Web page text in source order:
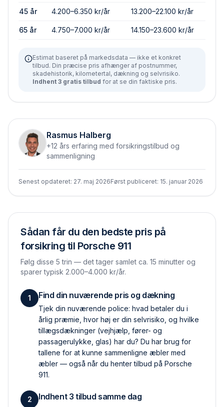
45 år 4.200–6.350 kr/år 13.200–22.100 kr/år
65 år 4.750–7.000 kr/år 14.150–23.600 kr/år
Estimat baseret på markedsdata — ikke et konkret
tilbud. Din præcise pris afhænger af postnummer,
skadehistorik, kilometertal, dækning og selvrisiko.
Indhent 3 gratis tilbud for at se din faktiske pris.
Rasmus Halberg
+12 års erfaring med forsikringstilbud og
sammenligning
Senest opdateret: 27. maj 2026Først publiceret: 15. januar 2026
Sådan får du den bedste pris på
forsikring til Porsche 911
Følg disse 5 trin — det tager samlet ca. 15 minutter og
sparer typisk 2.000–4.000 kr/år.
1 Find din nuværende pris og dækning
Tjek din nuværende police: hvad betaler du i
årlig præmie, hvor høj er din selvrisiko, og hvilke
tillægs­dækninger (vejhjælp, fører- og
passagerulykke, glas) har du? Du har brug for
tallene for at kunne sammenligne æbler med
æbler — også når du henter tilbud på Porsche
911.
2 Indhent 3 tilbud samme dag